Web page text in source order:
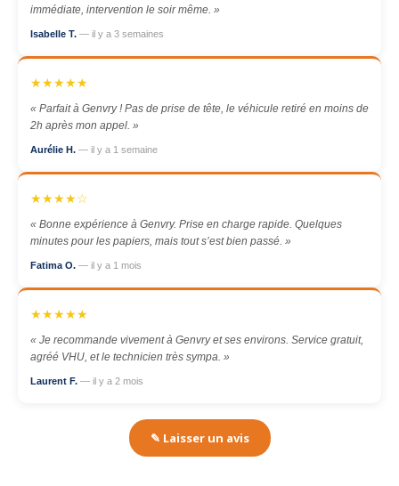
immédiate, intervention le soir même. »
Isabelle T. — il y a 3 semaines
★★★★★
« Parfait à Genvry ! Pas de prise de tête, le véhicule retiré en moins de
2h après mon appel. »
Aurélie H. — il y a 1 semaine
★★★★☆
« Bonne expérience à Genvry. Prise en charge rapide. Quelques
minutes pour les papiers, mais tout s’est bien passé. »
Fatima O. — il y a 1 mois
★★★★★
« Je recommande vivement à Genvry et ses environs. Service gratuit,
agréé VHU, et le technicien très sympa. »
Laurent F. — il y a 2 mois
✎ Laisser un avis